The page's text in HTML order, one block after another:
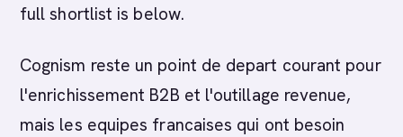
full shortlist is below.
Cognism reste un point de depart courant pour
l'enrichissement B2B et l'outillage revenue,
mais les equipes francaises qui ont besoin